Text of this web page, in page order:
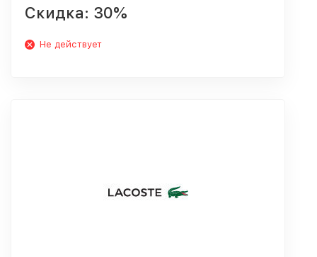
Скидка: 30%
Не действует